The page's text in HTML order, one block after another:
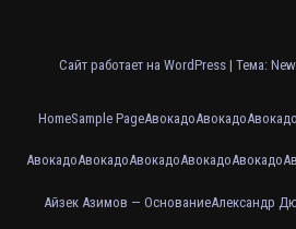
Сайт работает на WordPress | Тема:
HomeSample PageАвокадоАвокадоАвокадо
АвокадоАвокадоАвокадоАвокадоАвокадо
Айзек Азимов — ОснованиеАлександр